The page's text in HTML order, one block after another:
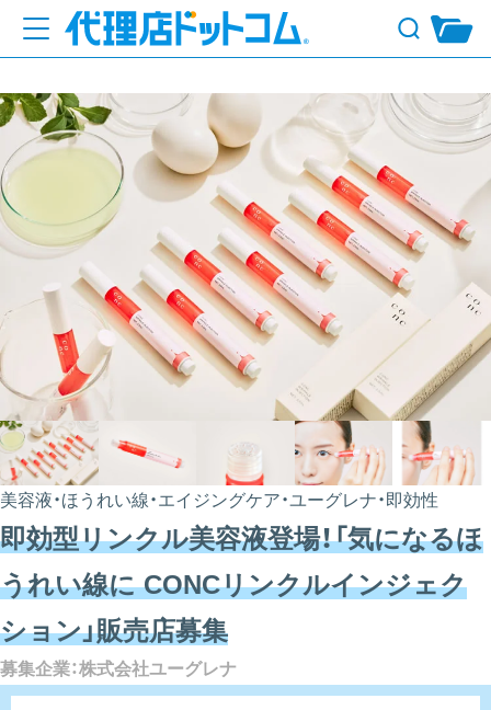
美容液・ほうれい線・エイジングケア・ユーグレナ・即効性
即効型リンクル美容液登場！「気になるほ
うれい線に CONCリンクルインジェク
ション」販売店募集
募集企業：株式会社ユーグレナ